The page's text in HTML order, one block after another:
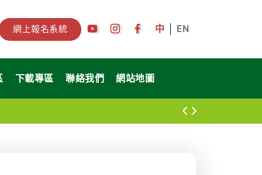
網上報名系統 中 EN
下載專區 聯絡我們 網站地圖